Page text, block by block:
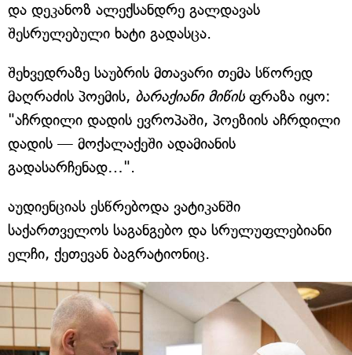
და დეკანოზ ალექსანდრე გალდავას
შესრულებული ხატი გადასცა.
შეხვედრაზე საუბრის მთავარი თემა სწორედ
მაღრაძის პოემის, ბარაქიანი მიწისფრაზა იყო:
"აჩრდილი დადის ევროპაში, პოეზიის აჩრდილი
დადის — მოქალაქეში ადამიანის
გადასარჩენად…".
აუდიენციას ესწრებოდა ვატიკანში
საქართველოს საგანგებო და სრულუფლებიანი
ელჩი, ქეთევან ბაგრატიონიც.